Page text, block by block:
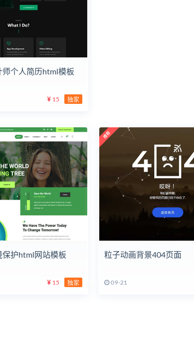
师个人简历html模板
15 独家
保护html网站模板
15 独家
粒子动画背景404页面
09-21